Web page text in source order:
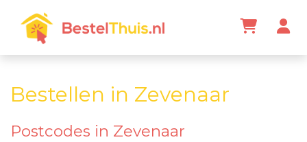
Bestellen in Zevenaar
Postcodes in Zevenaar